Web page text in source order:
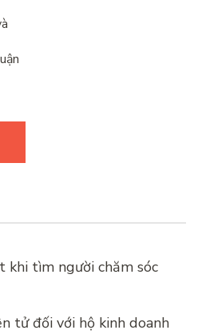
khi tìm người chăm sóc
tử đối với hộ kinh doanh